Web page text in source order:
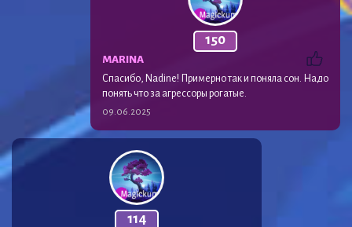
150
MARINA
Спасибо, Nadine! Примерно так и поняла сон. Надо
понять что за агрессоры рогатые.
09.06.2025
114